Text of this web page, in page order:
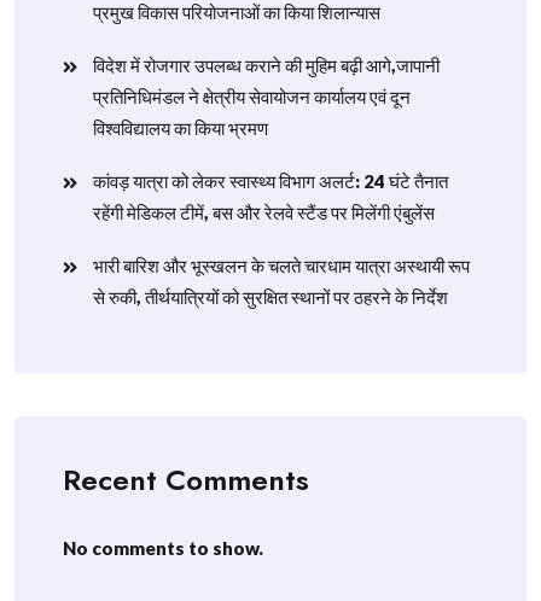
प्रमुख विकास परियोजनाओं का किया शिलान्यास
विदेश में रोजगार उपलब्ध कराने की मुहिम बढ़ी आगे,जापानी
प्रतिनिधिमंडल ने क्षेत्रीय सेवायोजन कार्यालय एवं दून
विश्वविद्यालय का किया भ्रमण
​कांवड़ यात्रा को लेकर स्वास्थ्य विभाग अलर्ट: 24 घंटे तैनात
रहेंगी मेडिकल टीमें, बस और रेलवे स्टैंड पर मिलेंगी एंबुलेंस
​भारी बारिश और भूस्खलन के चलते चारधाम यात्रा अस्थायी रूप
से रुकी, तीर्थयात्रियों को सुरक्षित स्थानों पर ठहरने के निर्देश
Recent Comments
No comments to show.